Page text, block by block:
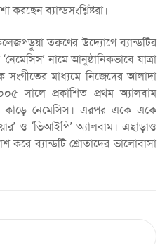
ব্যান্ডসংশ্লিষ্টরা।
তরুণের উদ্যোগে ব্যান্ডটির
নামে আনুষ্ঠানিকভাবে যাত্রা
সংগীতের মাধ্যমে নিজেদের আলাদা
সালে প্রকাশিত প্রথম অ্যালবাম
কাড়ে নেমেসিস। এরপর একে একে
ও ‘ভিআইপি’ অ্যালবাম। এছাড়াও
করে ব্যান্ডটি শ্রোতাদের ভালোবাসা